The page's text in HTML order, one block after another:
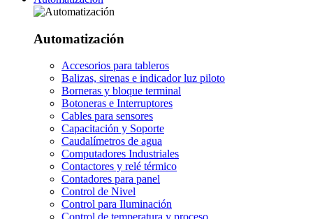
Automatización
Accesorios para tableros
Balizas, sirenas e indicador luz piloto
Borneras y bloque terminal
Botoneras e Interruptores
Cables para sensores
Capacitación y Soporte
Caudalímetros de agua
Computadores Industriales
Contactores y relé térmico
Contadores para panel
Control de Nivel
Control para Iluminación